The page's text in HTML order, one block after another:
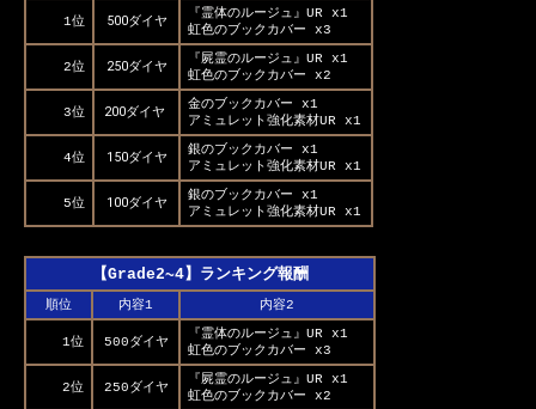
1位 500ダイヤ
『霊体のルージュ』UR x1
虹色のブックカバー x3
2位 250ダイヤ
『屍霊のルージュ』UR x1
虹色のブックカバー x2
3位 200ダイヤ
金のブックカバー x1
アミュレット強化素材UR x1
4位 150ダイヤ
銀のブックカバー x1
アミュレット強化素材UR x1
5位 100ダイヤ
銀のブックカバー x1
アミュレット強化素材UR x1
【Grade2~4】ランキング報酬
順位 内容1 内容2
1位 500ダイヤ
『霊体のルージュ』UR x1
虹色のブックカバー x3
2位 250ダイヤ
『屍霊のルージュ』UR x1
虹色のブックカバー x2